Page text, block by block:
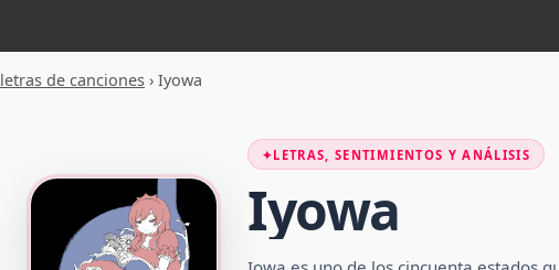
letras de canciones › Iyowa
✦LETRAS, SENTIMIENTOS Y ANÁLISIS
Iyowa